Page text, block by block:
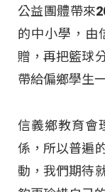
公益團體帶來
的中小學，由
贈，再把籃球
帶給偏鄉學生
信義鄉教育會
係，所以普遍
動，我們期待